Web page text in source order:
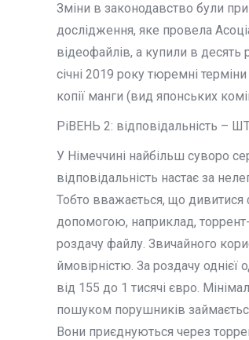
Зміни в законодавство були
дослідження, яке провела
відеофайлів, а купили в десять
січні 2019 року тюремні
копії манги (вид японських
РіВЕНЬ 2: відповідальність
У Німеччині найбільш суворо
відповідальність настає за
Тобто вважається, що дивитися
допомогою, наприклад,
роздачу файлу. Звичайного
ймовірністю. За роздачу однієї
від 155 до 1 тисячі євро.
пошуком порушників
Вони приєднуються через